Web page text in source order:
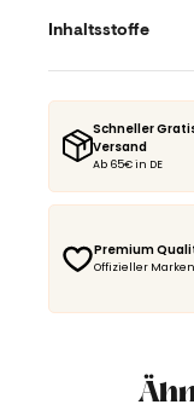
Inhaltsstoffe
Schneller
Versand
Ab 65€ in DE
Premium
Offizieller